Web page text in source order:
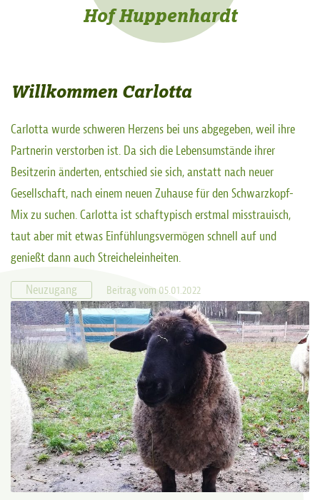
Hof Huppenhardt
Willkommen Carlotta
Carlotta wurde schweren Herzens bei uns abgegeben, weil ihre
Partnerin verstorben ist. Da sich die Lebensumstände ihrer
Besitzerin änderten, entschied sie sich, anstatt nach neuer
Gesellschaft, nach einem neuen Zuhause für den Schwarzkopf-
Mix zu suchen. Carlotta ist schaftypisch erstmal misstrauisch,
taut aber mit etwas Einfühlungsvermögen schnell auf und
genießt dann auch Streicheleinheiten.
Neuzugang
Beitrag vom 05.01.2022